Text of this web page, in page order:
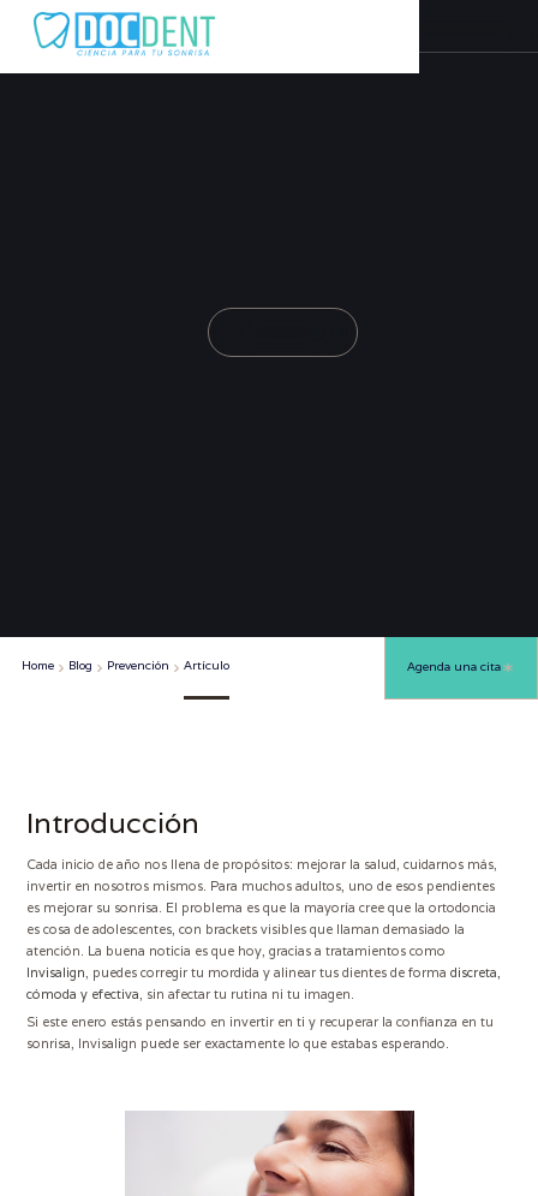
Home Blog Prevención Artículo Agenda una cita
Introducción
Cada inicio de año nos llena de propósitos: mejorar la salud, cuidarnos más,
invertir en nosotros mismos. Para muchos adultos, uno de esos pendientes
es mejorar su sonrisa. El problema es que la mayoría cree que la ortodoncia
es cosa de adolescentes, con brackets visibles que llaman demasiado la
atención. La buena noticia es que hoy, gracias a tratamientos como
Invisalign , puedes corregir tu mordida y alinear tus dientes de formadiscreta,
cómoda y efectiva , sin afectar tu rutina ni tu imagen.
Si este enero estás pensando en invertir en ti y recuperar la confianza en tu
sonrisa, Invisalign puede ser exactamente lo que estabas esperando.